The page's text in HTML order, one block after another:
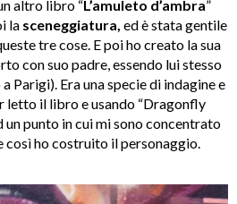
altro libro “L’amuleto d’ambra”
la sceneggiatura, ed è stata gentile
tre cose. E poi ho creato la sua
con suo padre, essendo lui stesso
Parigi). Era una specie di indagine e
letto il libro e usando “Dragonfly
un punto in cui mi sono concentrato
così ho costruito il personaggio.